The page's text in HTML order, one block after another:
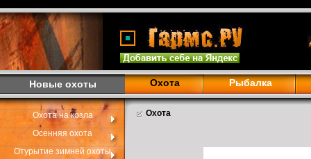
Новые охоты Охота Рыбалка
Охота на козла
Осенняя охота
Отурытие зимней охоты
Охота